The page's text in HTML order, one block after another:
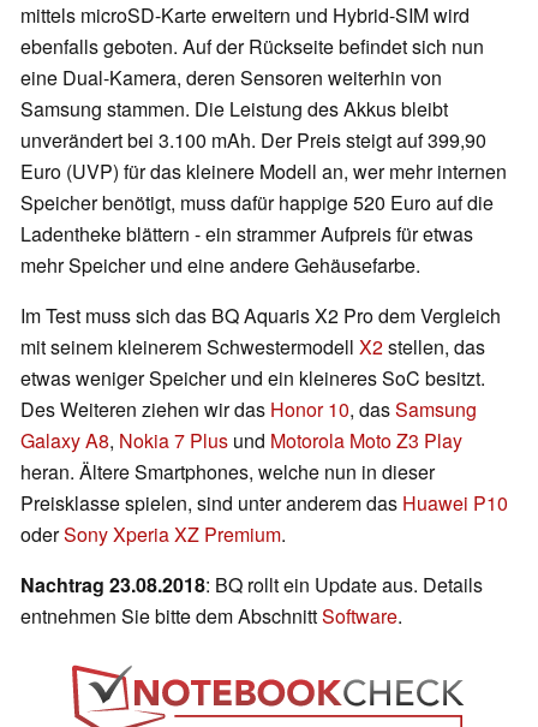
mittels microSD-Karte erweitern und Hybrid-SIM wird
ebenfalls geboten. Auf der Rückseite befindet sich nun
eine Dual-Kamera, deren Sensoren weiterhin von
Samsung stammen. Die Leistung des Akkus bleibt
unverändert bei 3.100 mAh. Der Preis steigt auf 399,90
Euro (UVP) für das kleinere Modell an, wer mehr internen
Speicher benötigt, muss dafür happige 520 Euro auf die
Ladentheke blättern - ein strammer Aufpreis für etwas
mehr Speicher und eine andere Gehäusefarbe.
Im Test muss sich das BQ Aquaris X2 Pro dem Vergleich
mit seinem kleinerem Schwestermodell X2stellen, das
etwas weniger Speicher und ein kleineres SoC besitzt.
Des Weiteren ziehen wir das Honor 10, dasSamsung
Galaxy A8, Nokia 7 Plus und Motorola Moto Z3 Play
heran. Ältere Smartphones, welche nun in dieser
Preisklasse spielen, sind unter anderem das Huawei P10
oderSony Xperia XZ Premium.
Nachtrag 23.08.2018: BQ rollt ein Update aus. Details
entnehmen Sie bitte dem AbschnittSoftware.